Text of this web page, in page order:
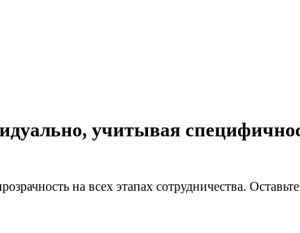
учитывая
на всех этапах сотрудничества.